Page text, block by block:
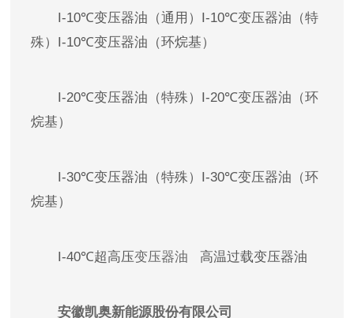
I-10℃变压器油（通用）I-10℃变压器油（特
殊）I-10℃变压器油（环烷基）
I-20℃变压器油（特殊）I-20℃变压器油（环
烷基）
I-30℃变压器油（特殊）I-30℃变压器油（环
烷基）
I-40℃超高压变压器油 高温过载变压器油
安徽凯奥新能源股份有限公司